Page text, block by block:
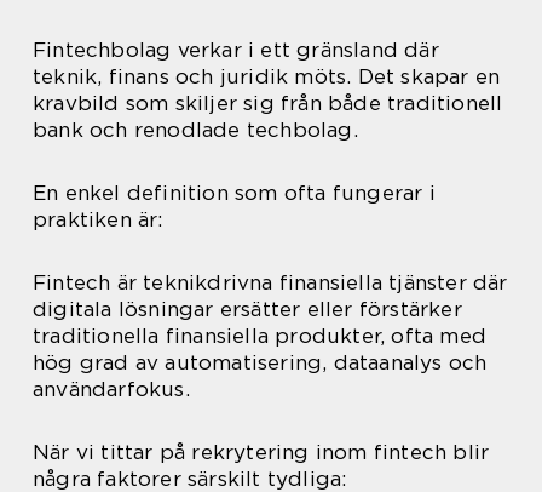
Fintechbolag verkar i ett gränsland där
teknik, finans och juridik möts. Det skapar en
kravbild som skiljer sig från både traditionell
bank och renodlade techbolag.
En enkel definition som ofta fungerar i
praktiken är:
Fintech är teknikdrivna finansiella tjänster där
digitala lösningar ersätter eller förstärker
traditionella finansiella produkter, ofta med
hög grad av automatisering, dataanalys och
användarfokus.
När vi tittar på rekrytering inom fintech blir
några faktorer särskilt tydliga: